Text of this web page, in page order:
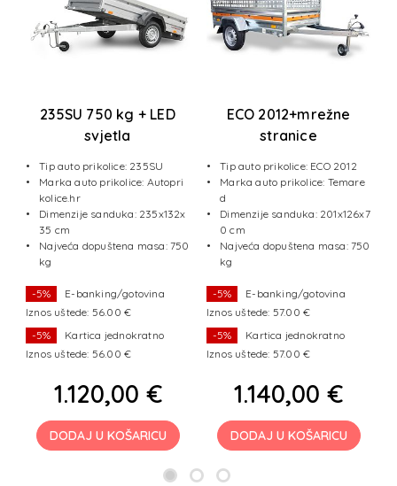
235SU 750 kg + LED
svjetla
Tip auto prikolice: 235SU
Marka auto prikolice: Autopri
kolice.hr
Dimenzije sanduka: 235x132x
35 cm
Najveća dopuštena masa: 750
kg
-5%
E-banking/gotovina
Iznos uštede: 56.00 €
-5%
Kartica jednokratno
Iznos uštede: 56.00 €
1.120,00 €
DODAJ U KOŠARICU
ECO 2012+mrežne
stranice
Tip auto prikolice: ECO 2012
Marka auto prikolice: Temare
d
Dimenzije sanduka: 201x126x7
0 cm
Najveća dopuštena masa: 750
kg
-5%
E-banking/gotovina
Iznos uštede: 57.00 €
-5%
Kartica jednokratno
Iznos uštede: 57.00 €
1.140,00 €
DODAJ U KOŠARICU